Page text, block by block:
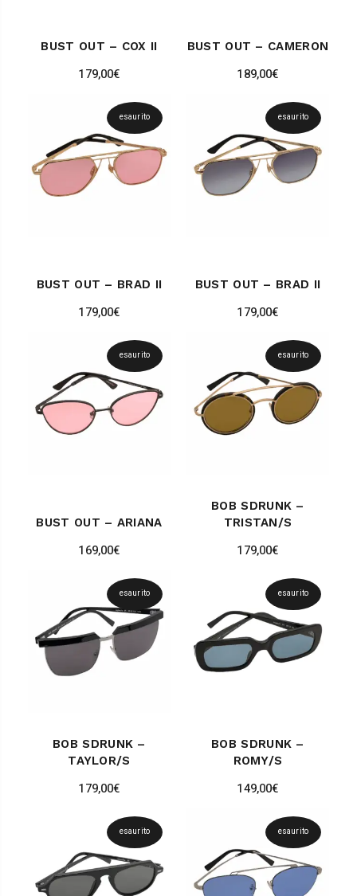
BUST OUT – COX II
179,00€
BUST OUT – CAMERON
189,00€
esaurito
BUST OUT – BRAD II
179,00€
esaurito
BUST OUT – BRAD II
179,00€
esaurito
BUST OUT – ARIANA
169,00€
esaurito
BOB SDRUNK –
TRISTAN/S
179,00€
esaurito
BOB SDRUNK –
TAYLOR/S
179,00€
esaurito
BOB SDRUNK –
ROMY/S
149,00€
esaurito esaurito